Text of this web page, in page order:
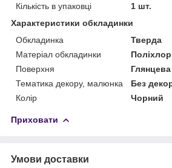
Кількість в упаковці
1 шт.
Характеристики обкладинки
Обкладинка
Тверда
Матеріал обкладинки
Поверхня
Глянцева
Тематика декору, малюнка
Без
Колір
Чорний
Приховати
Умови доставки